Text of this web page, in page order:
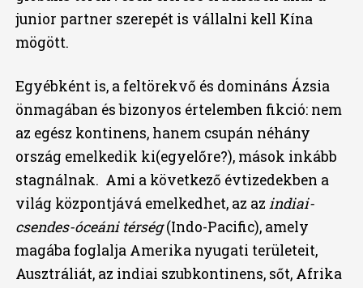
junior partner szerepét is vállalni kell Kína
mögött.
Egyébként is, a feltörekvő és domináns Ázsia
önmagában és bizonyos értelemben fikció: nem
az egész kontinens, hanem csupán néhány
ország emelkedik ki(egyelőre?), mások inkább
stagnálnak. Ami a következő évtizedekben a
világ központjává emelkedhet, az az indiai-
csendes-óceáni térség(Indo-Pacific), amely
magába foglalja Amerika nyugati területeit,
Ausztráliát, az indiai szubkontinens, sőt, Afrika